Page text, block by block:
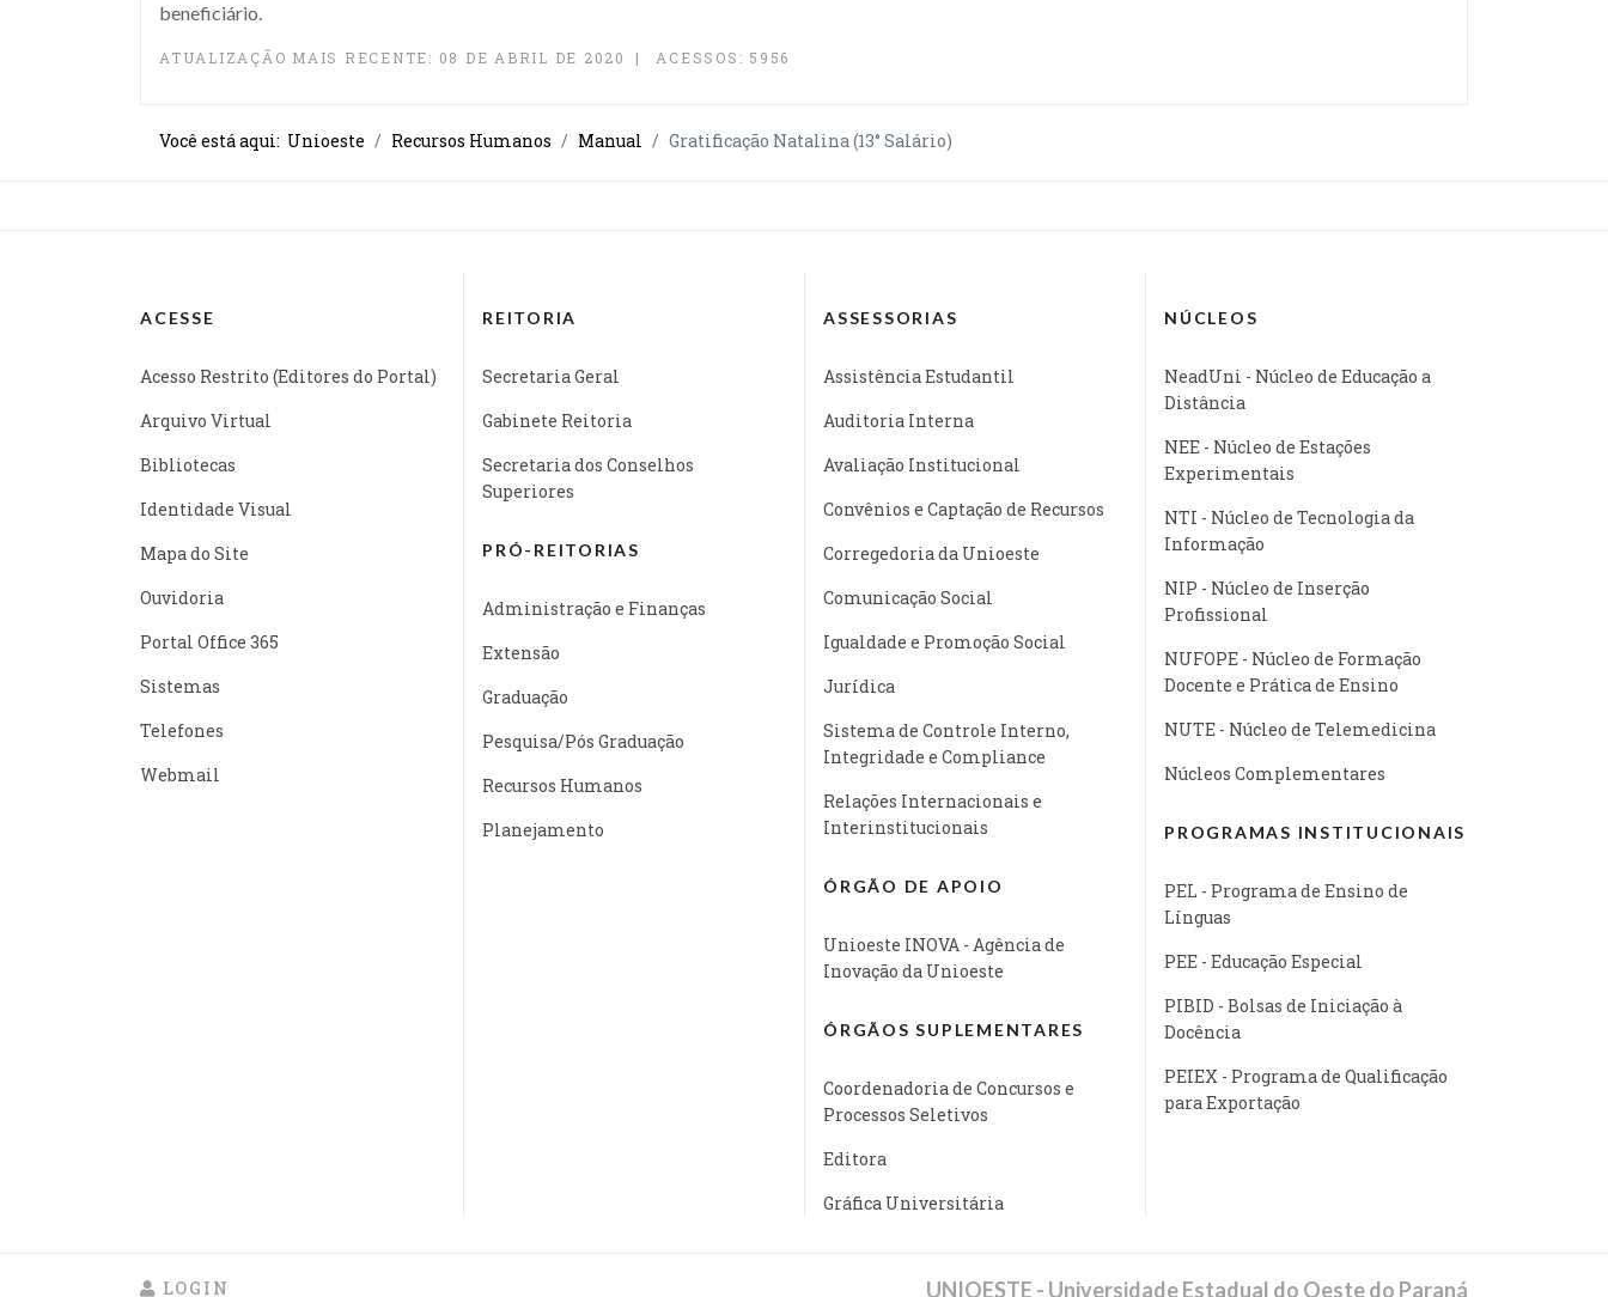
beneficiário.
ATUALIZAÇÃO MAIS RECENTE: 08 DE ABRIL DE 2020 ACESSOS: 5956
Você está aqui: Unioeste Recursos Humanos Manual Gratificação Natalina (13° Salário)
ACESSE
Acesso Restrito (Editores do Portal)
Arquivo Virtual
Bibliotecas
Identidade Visual
Mapa do Site
Ouvidoria
Portal Office 365
Sistemas
Telefones
Webmail
REITORIA
Secretaria Geral
Gabinete Reitoria
Secretaria dos Conselhos
Superiores
PRÓ-REITORIAS
Administração e Finanças
Extensão
Graduação
Pesquisa/Pós Graduação
Recursos Humanos
Planejamento
ASSESSORIAS
Assistência Estudantil
Auditoria Interna
Avaliação Institucional
Convênios e Captação de Recursos
Corregedoria da Unioeste
Comunicação Social
Igualdade e Promoção Social
Jurídica
Sistema de Controle Interno,
Integridade e Compliance
Relações Internacionais e
Interinstitucionais
ÓRGÃO DE APOIO
Unioeste INOVA - Agência de
Inovação da Unioeste
ÓRGÃOS SUPLEMENTARES
Coordenadoria de Concursos e
Processos Seletivos
Editora
Gráfica Universitária
NÚCLEOS
NeadUni - Núcleo de Educação a
Distância
NEE - Núcleo de Estações
Experimentais
NTI - Núcleo de Tecnologia da
Informação
NIP - Núcleo de Inserção
Profissional
NUFOPE - Núcleo de Formação
Docente e Prática de Ensino
NUTE - Núcleo de Telemedicina
Núcleos Complementares
PROGRAMAS INSTITUCIONAIS
PEL - Programa de Ensino de
Línguas
PEE - Educação Especial
PIBID - Bolsas de Iniciação à
Docência
PEIEX - Programa de Qualificação
para Exportação
LOGIN UNIOESTE - Universidade Estadual do Oeste do Paraná